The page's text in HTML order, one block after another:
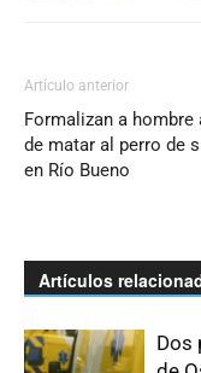
Artículo anterior
Formalizan a hombre
de matar al perro de
en Río Bueno
Artículos
Dos